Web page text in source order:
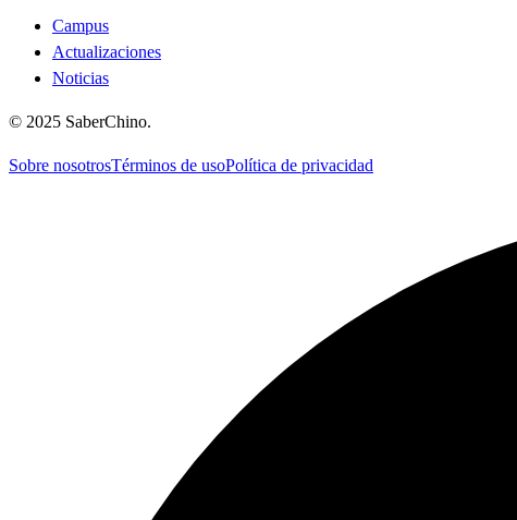
Campus
Actualizaciones
Noticias
© 2025 SaberChino.
Sobre nosotrosTérminos de usoPolítica de privacidad